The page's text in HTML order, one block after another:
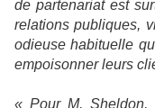
de partenariat est
relations publiques,
odieuse habituelle
empoisonner leurs
« Pour M. Sheldon,